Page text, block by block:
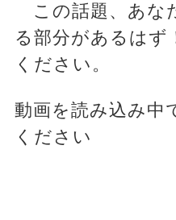
この話題、あな
る部分があるはず
ください。
動画を読み込み中
ください